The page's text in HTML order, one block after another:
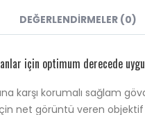
DEĞERLENDIRMELER (0)
için optimum derecede
karşı korumalı sağlam
net görüntü veren objektif